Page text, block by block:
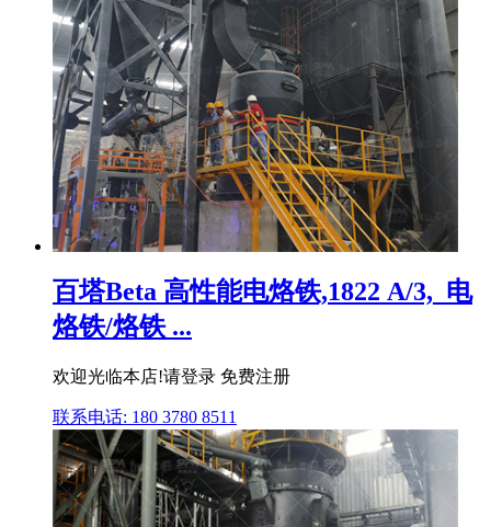
百塔Beta 高性能电烙铁,1822 A/3,_电
烙铁/烙铁 ...
欢迎光临本店!请登录 免费注册
联系电话: 180 3780 8511